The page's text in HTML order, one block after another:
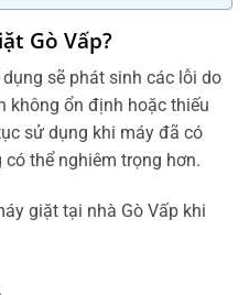
Gò Vấp?
sẽ phát sinh các lỗi do
không ổn định hoặc thiếu
sử dụng khi máy đã có
thể nghiêm trọng hơn.
giặt tại nhà Gò Vấp khi